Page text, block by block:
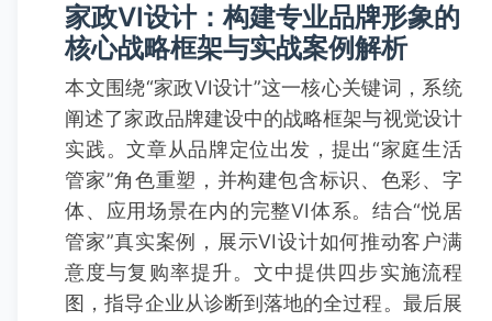
家政VI设计：构建专业品牌形象的
核心战略框架与实战案例解析
本文围绕“家政VI设计”这一核心关键词，系统
阐述了家政品牌建设中的战略框架与视觉设计
实践。文章从品牌定位出发，提出“家庭生活
管家”角色重塑，并构建包含标识、色彩、字
体、应用场景在内的完整VI体系。结合“悦居
管家”真实案例，展示VI设计如何推动客户满
意度与复购率提升。文中提供四步实施流程
图，指导企业从诊断到落地的全过程。最后展